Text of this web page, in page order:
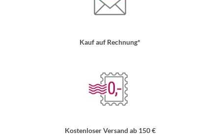
Kauf auf Rechnung*
Kostenloser Versand ab 150 €